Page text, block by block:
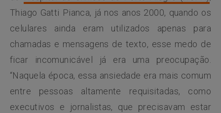
Thiago Gatti Pianca, já nos anos 2000, quando os
celulares ainda eram utilizados apenas para
chamadas e mensagens de texto, esse medo de
ficar incomunicável já era uma preocupação.
“Naquela época, essa ansiedade era mais comum
entre pessoas altamente requisitadas, como
executivos e jornalistas, que precisavam estar